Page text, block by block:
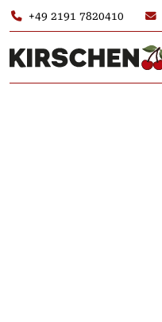
+49 2191 7820410